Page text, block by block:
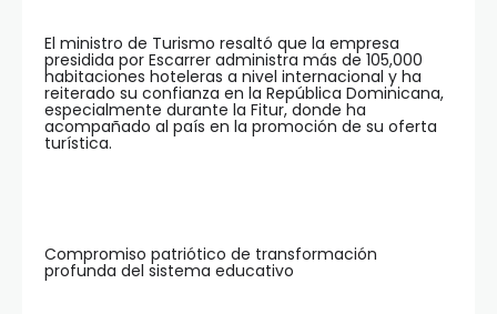
El ministro de Turismo resaltó que la empresa
presidida por Escarrer administra más de 105,000
habitaciones hoteleras a nivel internacional y ha
reiterado su confianza en la República Dominicana,
especialmente durante la Fitur, donde ha
acompañado al país en la promoción de su oferta
turística.
Compromiso patriótico de transformación
profunda del sistema educativo